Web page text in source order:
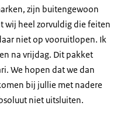
zijn buitengewoon
wij heel zorvuldig die feiten
niet op vooruitlopen. Ik
na vrijdag. Dit pakket
We hopen dat we dan
bij jullie met nadere
niet uitsluiten.